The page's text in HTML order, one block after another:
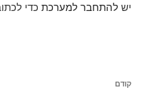
יש להתחבר למערכת כדי
הפוסט
קודם